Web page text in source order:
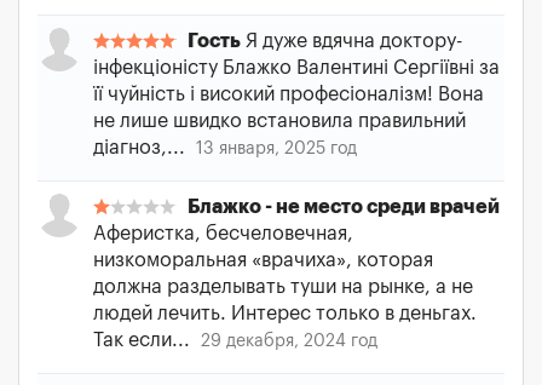
Гость Я дуже вдячна доктору-
інфекціоністу Блажко Валентині Сергіївні за
її чуйність і високий професіоналізм! Вона
не лише швидко встановила правильний
діагноз,...
13 января, 2025 год
Блажко - не место среди врачей
Аферистка, бесчеловечная,
низкоморальная «врачиха», которая
должна разделывать туши на рынке, а не
людей лечить. Интерес только в деньгах.
Так если...
29 декабря, 2024 год